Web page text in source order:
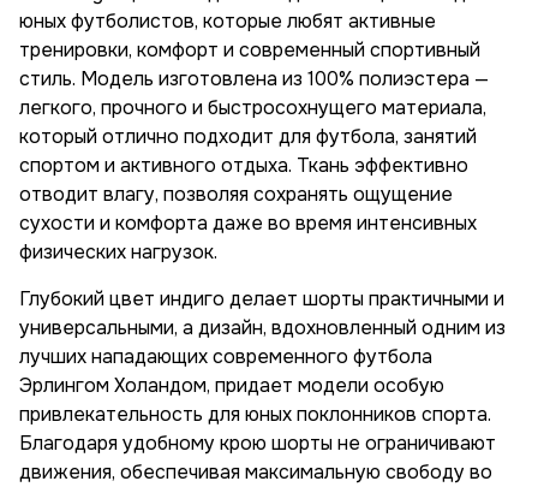
юных футболистов, которые любят активные
тренировки, комфорт и современный спортивный
стиль. Модель изготовлена из 100% полиэстера —
легкого, прочного и быстросохнущего материала,
который отлично подходит для футбола, занятий
спортом и активного отдыха. Ткань эффективно
отводит влагу, позволяя сохранять ощущение
сухости и комфорта даже во время интенсивных
физических нагрузок.
Глубокий цвет индиго делает шорты практичными и
универсальными, а дизайн, вдохновленный одним из
лучших нападающих современного футбола
Эрлингом Холандом, придает модели особую
привлекательность для юных поклонников спорта.
Благодаря удобному крою шорты не ограничивают
движения, обеспечивая максимальную свободу во